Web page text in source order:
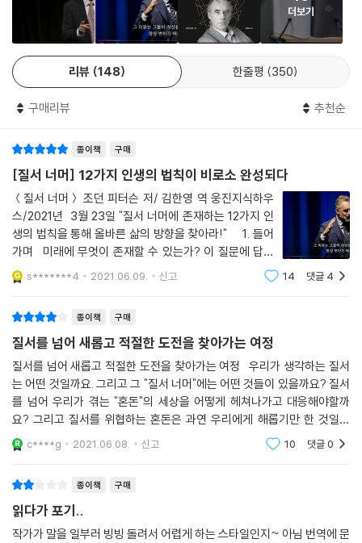
더보기
리뷰 148 한줄평 350
구매리뷰 추천순
종이책 구매
[질서 너머] 12가지 인생의 법칙이 비로소 완성되다
＜질서 너머＞ 조던 피터슨 저/ 김한영 역 웅진지식하우
스/2021년 3월 23일 "질서 너머에 존재하는 12가지 인
생의 법칙을 통해 올바른 삶의 방향을 찾아라!" 1. 들어
가며 미래에 무엇이 존재할 수 있는가? 이 질문에 답하
려는 것이 인생이다. 진정한 현실과 만나는 길이다. 무엇
이 존재하는가? 지금 존재하는 건 이미 완성된, 죽은 과거
s*******4 2021.06.09. 신고 14 댓글 4
종이책 구매
질서를 넘어 새롭고 적절한 도전을 찾아가는 여정
질서를 넘어 새롭고 적절한 도전을 찾아가는 여정 우리가 생각하는 질서
는 어떤 것일까요. 그리고 그 "질서 너머"에는 어떤 것들이 있을까요? 질서
를 넘어 우리가 겪는 "혼돈"의 세상을 어떻게 헤쳐나가고 대응해야할까
요? 그리고 질서를 위협하는 혼돈은 과연 우리에게 해롭기만 한 것일까
요? 이 책을 쓴 조던 B. 피터슨은 이미 ＜12가지 인생의 법칙＞으로 유명
한 베스트셀러
c****g 2021.06.08. 신고 10 댓글0
종이책 구매
읽다가 포기..
작가가 말을 일부러 빙빙 돌려서 어렵게 하는 스타일인지~ 아님 번역에 문